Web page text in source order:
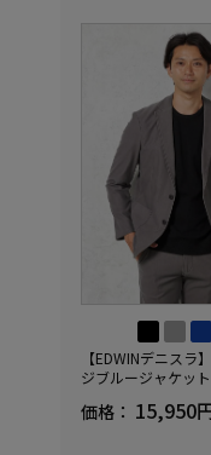
【EDWINデニスラ
ジブルージャケッ
年
価格： 15,950